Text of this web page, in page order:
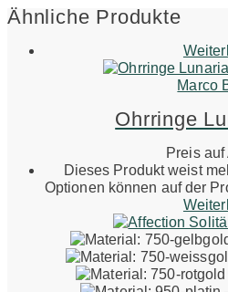
Ähnliche Produkte
Marco
Ohrringe
Preis
Dieses Produkt weist
Optionen können auf der